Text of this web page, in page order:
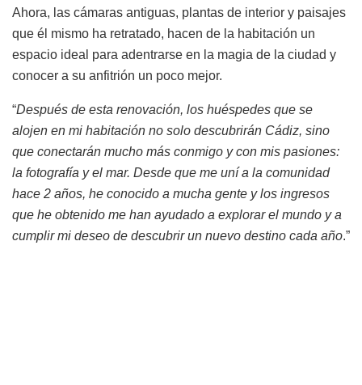
Ahora, las cámaras antiguas, plantas de interior y paisajes
que él mismo ha retratado, hacen de la habitación un
espacio ideal para adentrarse en la magia de la ciudad y
conocer a su anfitrión un poco mejor.
“Después de esta renovación, los huéspedes que se
alojen en mi habitación no solo descubrirán Cádiz, sino
que conectarán mucho más conmigo y con mis pasiones:
la fotografía y el mar. Desde que me uní a la comunidad
hace 2 años, he conocido a mucha gente y los ingresos
que he obtenido me han ayudado a explorar el mundo y a
cumplir mi deseo de descubrir un nuevo destino cada año.”